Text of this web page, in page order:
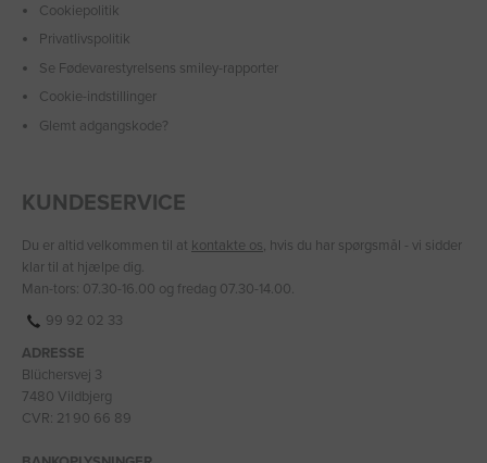
Cookiepolitik
Privatlivspolitik
Se Fødevarestyrelsens smiley-rapporter
Cookie-indstillinger
Glemt adgangskode?
KUNDESERVICE
Du er altid velkommen til at kontakte os, hvis du har spørgsmål - vi sidder
klar til at hjælpe dig.
Man-tors: 07.30-16.00 og fredag 07.30-14.00.
99 92 02 33
ADRESSE
Blüchersvej 3
7480 Vildbjerg
CVR: 21 90 66 89